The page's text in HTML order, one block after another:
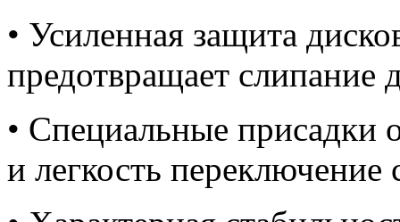
• Усиленная защита
предотвращает слипание
• Специальные присадки
и легкость переключение